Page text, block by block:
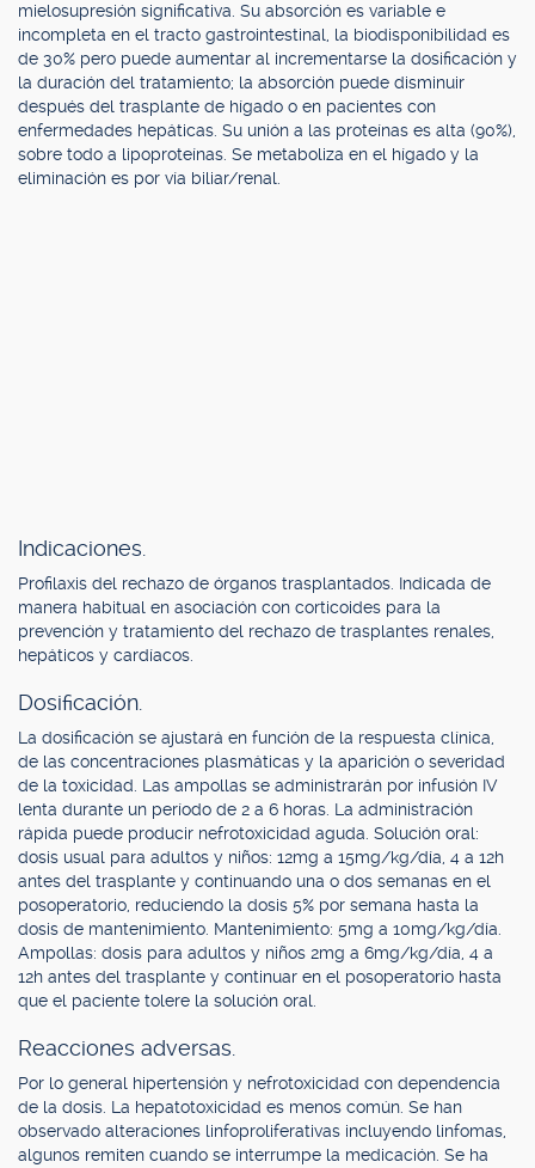
mielosupresión significativa. Su absorción es variable e
incompleta en el tracto gastrointestinal, la biodisponibilidad es
de 30% pero puede aumentar al incrementarse la dosificación y
la duración del tratamiento; la absorción puede disminuir
después del trasplante de hígado o en pacientes con
enfermedades hepáticas. Su unión a las proteínas es alta (90%),
sobre todo a lipoproteínas. Se metaboliza en el hígado y la
eliminación es por vía biliar/renal.
Indicaciones.
Profilaxis del rechazo de órganos trasplantados. Indicada de
manera habitual en asociación con corticoides para la
prevención y tratamiento del rechazo de trasplantes renales,
hepáticos y cardíacos.
Dosificación.
La dosificación se ajustará en función de la respuesta clínica,
de las concentraciones plasmáticas y la aparición o severidad
de la toxicidad. Las ampollas se administrarán por infusión IV
lenta durante un período de 2 a 6 horas. La administración
rápida puede producir nefrotoxicidad aguda. Solución oral:
dosis usual para adultos y niños: 12mg a 15mg/kg/día, 4 a 12h
antes del trasplante y continuando una o dos semanas en el
posoperatorio, reduciendo la dosis 5% por semana hasta la
dosis de mantenimiento. Mantenimiento: 5mg a 10mg/kg/día.
Ampollas: dosis para adultos y niños 2mg a 6mg/kg/día, 4 a
12h antes del trasplante y continuar en el posoperatorio hasta
que el paciente tolere la solución oral.
Reacciones adversas.
Por lo general hipertensión y nefrotoxicidad con dependencia
de la dosis. La hepatotoxicidad es menos común. Se han
observado alteraciones linfoproliferativas incluyendo linfomas,
algunos remiten cuando se interrumpe la medicación. Se ha